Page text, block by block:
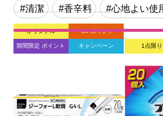
#清潔 #香辛料 #心地よい使
オリジナル +50 ポイント
期間限定 ポイント キャンペーン 1点限り